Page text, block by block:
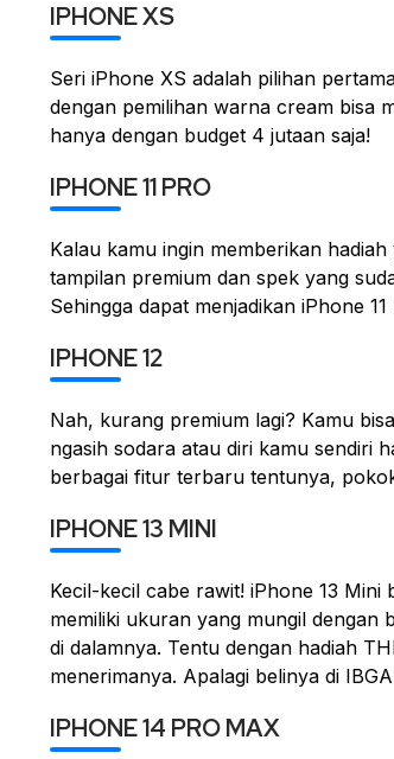
IPHONE XS
Seri iPhone XS adalah pilihan
dengan pemilihan warna cream bisa
hanya dengan budget 4 jutaan saja!
IPHONE 11 PRO
Kalau kamu ingin memberikan
tampilan premium dan spek yang
Sehingga dapat menjadikan iPhone
IPHONE 12
Nah, kurang premium lagi? Kamu
ngasih sodara atau diri kamu sendiri
berbagai fitur terbaru tentunya,
IPHONE 13 MINI
Kecil-kecil cabe rawit! iPhone 13
memiliki ukuran yang mungil dengan
di dalamnya. Tentu dengan hadiah
menerimanya. Apalagi belinya di
IPHONE 14 PRO MAX